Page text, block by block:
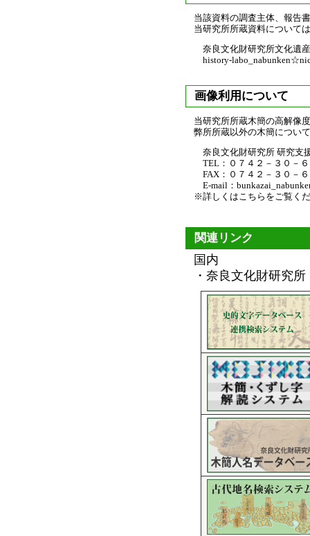
当該資料の調査主体、報告
当研究所所蔵資料について
奈良文化財研究所文化遺
history-
画像利用について
当研究所所蔵木簡の高解像
弊所所蔵以外の木簡につい
奈良文化財研究所 研究支
TEL：０７４２－３０－
FAX：０７４２－３０－
E-mail：
※詳しくはこちらをご覧く
関連リンク
国内
・奈良文化財研究所